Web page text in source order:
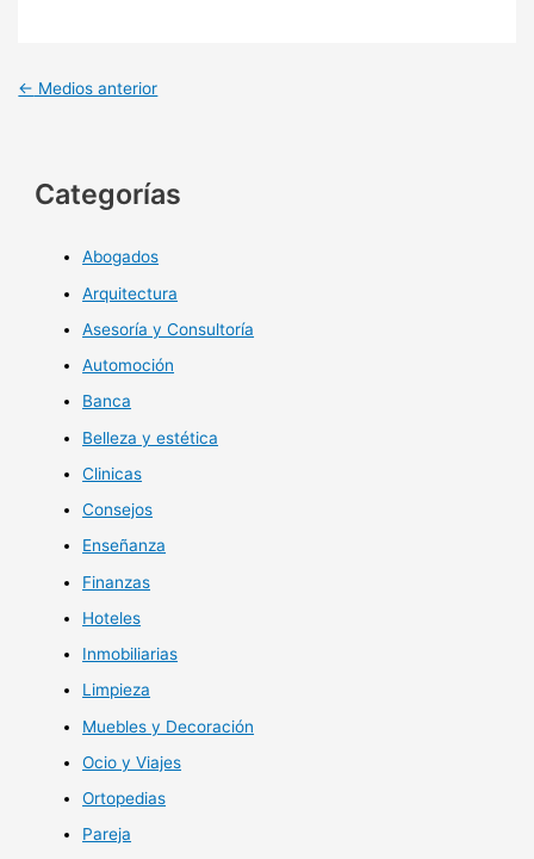
← Medios anterior
Categorías
Abogados
Arquitectura
Asesoría y Consultoría
Automoción
Banca
Belleza y estética
Clinicas
Consejos
Enseñanza
Finanzas
Hoteles
Inmobiliarias
Limpieza
Muebles y Decoración
Ocio y Viajes
Ortopedias
Pareja